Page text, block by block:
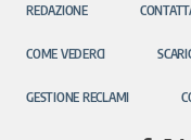
REDAZIONE
COME VEDERCI
GESTIONE RECLAMI